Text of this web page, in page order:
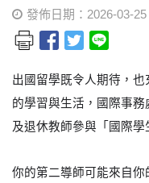
發佈日期：2026-03-25
出國留學既令人期待，
的學習與生活，國際事務
及退休教師參與「國際學
你的第二導師可能來自